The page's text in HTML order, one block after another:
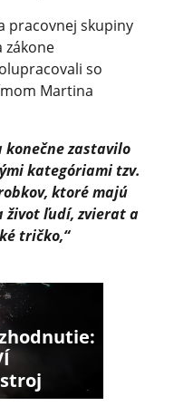
pracovnej skupiny
zákone
so
Martina
konečne zastavilo
kategóriami tzv.
ktoré majú
život ľudí, zvierat a
tričko,“